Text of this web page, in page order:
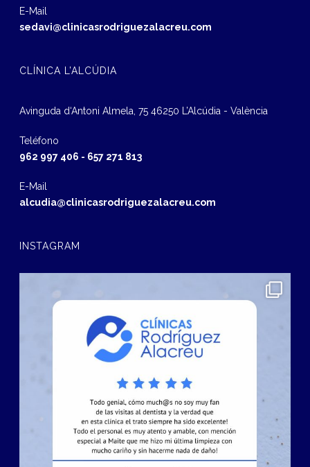
E-Mail
sedavi@clinicasrodriguezalacreu.com
CLÍNICA L’ALCÚDIA
Avinguda d‘Antoni Almela, 75 46250 L’Alcúdia - València
Teléfono
962 997 406 - 657 271 813
E-Mail
alcudia@clinicasrodriguezalacreu.com
INSTAGRAM